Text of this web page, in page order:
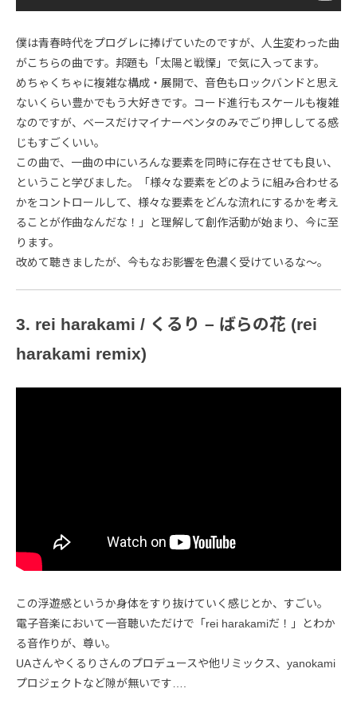
僕は青春時代をプログレに捧げていたのですが、人生変わった曲
がこちらの曲です。邦題も「太陽と戦慄」で気に入ってます。
めちゃくちゃに複雑な構成・展開で、音色もロックバンドと思え
ないくらい豊かでもう大好きです。コード進行もスケールも複雑
なのですが、ベースだけマイナーペンタのみでごり押ししてる感
じもすごくいい。
この曲で、一曲の中にいろんな要素を同時に存在させても良い、
ということ学びました。「様々な要素をどのように組み合わせる
かをコントロールして、様々な要素をどんな流れにするかを考え
ることが作曲なんだな！」と理解して創作活動が始まり、今に至
ります。
改めて聴きましたが、今もなお影響を色濃く受けているな〜。
3. rei harakami / くるり – ばらの花 (rei
harakami remix)
この浮遊感というか身体をすり抜けていく感じとか、すごい。
電子音楽において一音聴いただけで「rei harakamiだ！」とわか
る音作りが、尊い。
UAさんやくるりさんのプロデュースや他リミックス、yanokami
プロジェクトなど隙が無いです….